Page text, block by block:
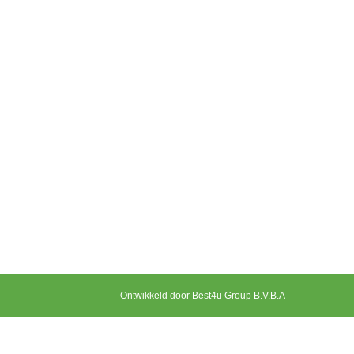
Ontwikkeld door Best4u Group B.V.B.A